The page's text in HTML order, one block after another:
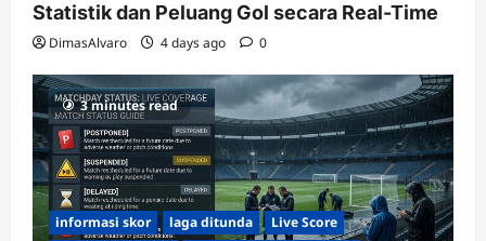
Statistik dan Peluang Gol secara Real-Time
DimasAlvaro 4 days ago 0
3 minutes read
informasi skor laga ditunda
Live Score